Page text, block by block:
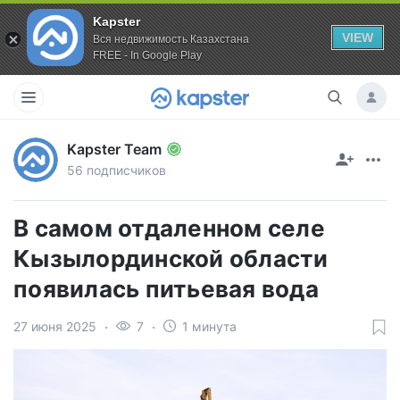
Kapster
Вся недвижимость Казахстана
FREE - In Google Play
VIEW
Kapster Team
56 подписчиков
В самом отдаленном селе
Кызылординской области
появилась питьевая вода
27 июня 2025 7 1 минута